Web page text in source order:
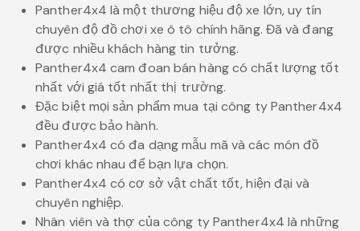
Panther4x4 là một thương hiệu độ xe lớn, uy tín
chuyên độ đồ chơi xe ô tô chính hãng. Đã và đang
được nhiều khách hàng tin tưởng.
Panther4x4 cam đoan bán hàng có chất lượng tốt
nhất với giá tốt nhất thị trường.
Đặc biệt mọi sản phẩm mua tại công ty Panther4x4
đều được bảo hành.
Panther4x4 có đa dạng mẫu mã và các món đồ
chơi khác nhau để bạn lựa chọn.
Panther4x4 có cơ sở vật chất tốt, hiện đại và
chuyên nghiệp.
Nhân viên và thợ của công ty Panther4x4 là những